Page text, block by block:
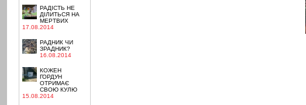
РАДІСТЬ НЕ
ДІЛИТЬСЯ НА
МЕРТВИХ
17.08.2014
РАДНИК ЧИ
ЗРАДНИК?
16.08.2014
КОЖЕН
ГОРДУН
ОТРИМАЄ
СВОЮ КУЛЮ
15.08.2014